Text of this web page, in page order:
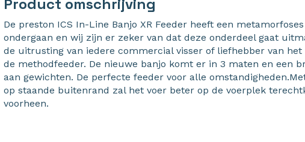
Product omschrijving
De preston ICS In-Line Banjo XR Feeder heeft een metamorfoses
ondergaan en wij zijn er zeker van dat deze onderdeel gaat
de uitrusting van iedere commercial visser of liefhebber van het
de methodfeeder. De nieuwe banjo komt er in 3 maten en een
aan gewichten. De perfecte feeder voor alle
op staande buitenrand zal het voer beter op de voerplek
voorheen.